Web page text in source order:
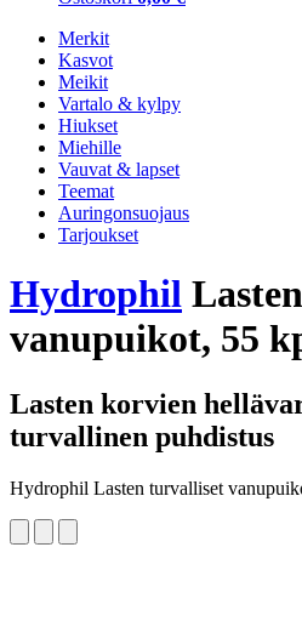
Merkit
Kasvot
Meikit
Vartalo & kylpy
Hiukset
Miehille
Vauvat & lapset
Teemat
Auringonsuojaus
Tarjoukset
Hydrophil
vanupuikot, 55
Lasten korvien
turvallinen puhdistus
Hydrophil Lasten turvalliset